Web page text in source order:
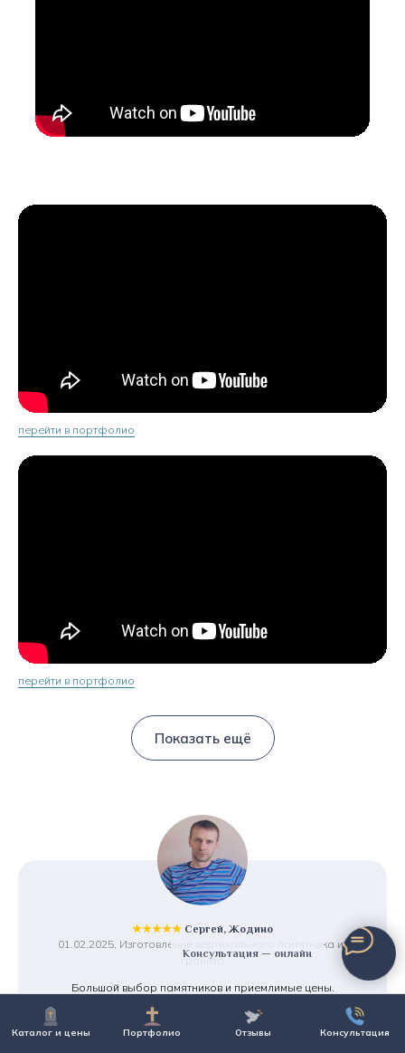
Каталог и цены Портфолио Отзывы Консультация
Консультация — онлайн
перейти в портфолио
перейти в портфолио
Показать ещё
★★★★★ Сергей, Жодино
01.02.2025, Изготовление вертикального памятника из
гранита
Большой выбор памятников и приемлимые цены.
И что для меня важно - хранение памятника бесплатно,
т.к. установку планирую только в августе. Смело